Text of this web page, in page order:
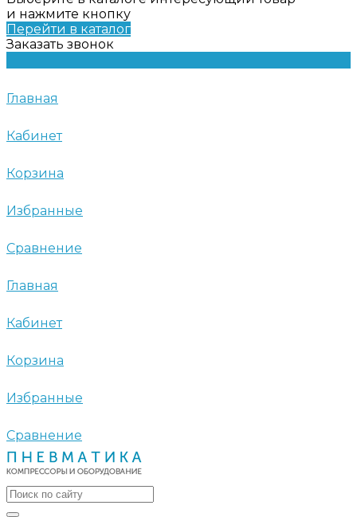
и нажмите кнопку
Перейти в каталог
Заказать звонок
Главная
Кабинет
Корзина
Избранные
Сравнение
Главная
Кабинет
Корзина
Избранные
Сравнение